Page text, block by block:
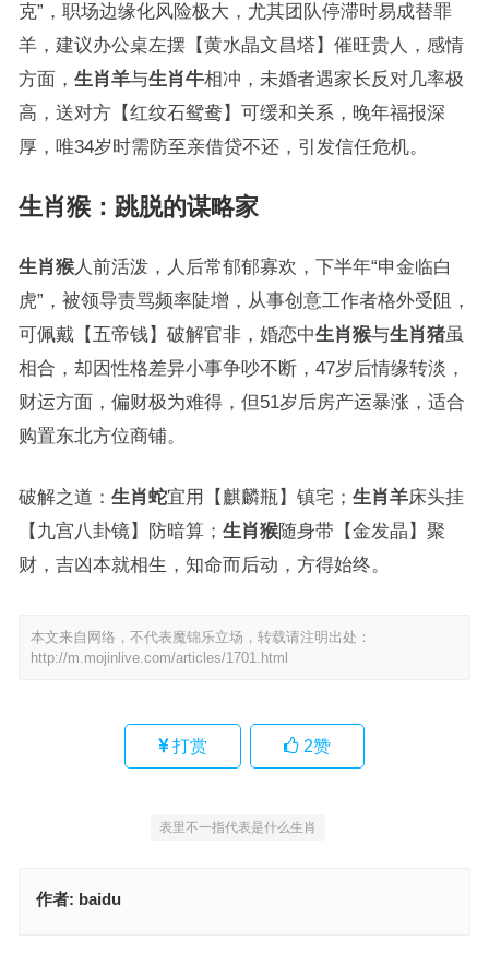
克”，职场边缘化风险极大，尤其团队停滞时易成替罪
羊，建议办公桌左摆【黄水晶文昌塔】催旺贵人，感情
方面， 生肖羊与生肖牛相冲，未婚者遇家长反对几率极
高，送对方【红纹石鸳鸯】可缓和关系，晚年福报深
厚，唯34岁时需防至亲借贷不还，引发信任危机。
生肖猴：跳脱的谋略家
生肖猴人前活泼，人后常郁郁寡欢，下半年“申金临白
虎”，被领导责骂频率陡增，从事创意工作者格外受阻，
可佩戴【五帝钱】破解官非，婚恋中生肖猴与生肖猪虽
相合，却因性格差异小事争吵不断，47岁后情缘转淡，
财运方面，偏财极为难得，但51岁后房产运暴涨，适合
购置东北方位商铺。
破解之道： 生肖蛇宜用【麒麟瓶】镇宅； 生肖羊床头挂
【九宫八卦镜】防暗算； 生肖猴随身带【金发晶】聚
财，吉凶本就相生，知命而后动，方得始终。
本文来自网络，不代表魔锦乐立场，转载请注明出处：
http://m.mojinlive.com/articles/1701.html
打赏 2赞
表里不一指代表是什么生肖
作者: baidu